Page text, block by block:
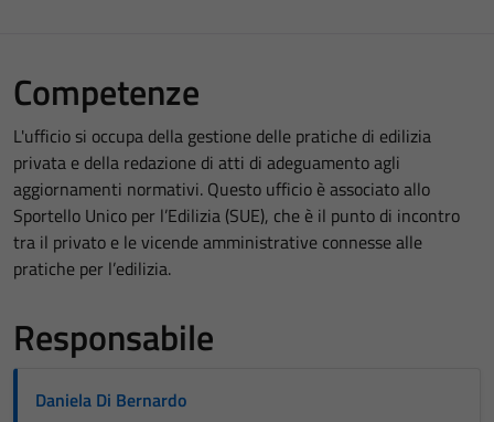
Competenze
L'ufficio si occupa della gestione delle pratiche di edilizia
privata e della redazione di atti di adeguamento agli
aggiornamenti normativi. Questo ufficio è associato allo
Sportello Unico per l’Edilizia (SUE), che è il punto di incontro
tra il privato e le vicende amministrative connesse alle
pratiche per l’edilizia.
Responsabile
Daniela Di Bernardo